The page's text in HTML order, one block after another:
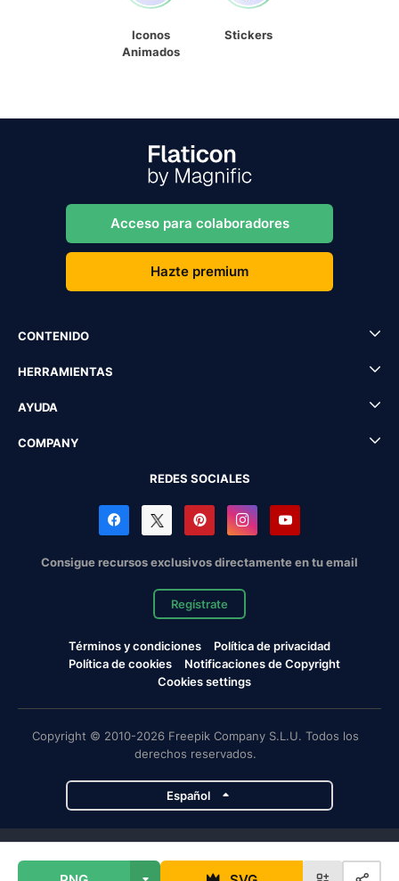
Iconos
Animados
Stickers
Acceso para colaboradores
Hazte premium
CONTENIDO
HERRAMIENTAS
AYUDA
COMPANY
REDES SOCIALES
Consigue recursos exclusivos directamente en tu email
Regístrate
Términos y condiciones
Política de privacidad
Política de cookies
Notificaciones de Copyright
Cookies settings
Copyright © 2010-2026 Freepik Company S.L.U. Todos los
derechos reservados.
Español